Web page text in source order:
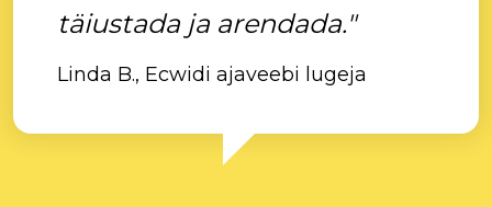
täiustada ja arendada."
Linda B., Ecwidi ajaveebi lugeja